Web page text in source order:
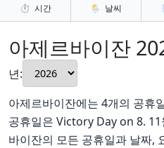
⏱️ 시간 🌦️ 날씨
아제르바이잔
년:
아제르바이잔에는 4개의 공휴
공휴일은 Victory Day on 8.
바이잔의 모든 공휴일과 날짜,